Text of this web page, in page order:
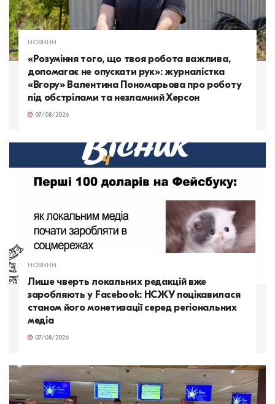
НОВИНИ
«Розуміння того, що твоя робота важлива,
допомагає не опускати рук»: журналістка
«Вгору» Валентина Пономарьова про роботу
під обстрілами та незламний Херсон
07/08/2026
НОВИНИ
Лише чверть локальних редакцій вже
заробляють у Facebook: НСЖУ поцікавилася
станом його монетизації серед регіональних
медіа
07/08/2026